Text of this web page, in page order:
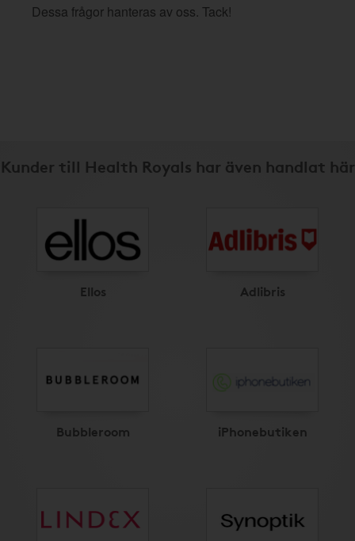
Dessa frågor hanteras av oss. Tack!
Kunder till Health Royals har även handlat här
Ellos Adlibris
Bubbleroom iPhonebutiken